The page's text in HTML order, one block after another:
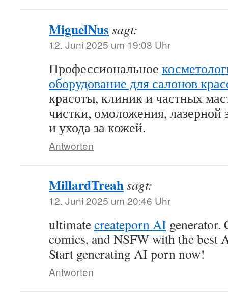
MiguelNussagt:
12. Juni 2025 um 19:08 Uhr
Профессиональное
оборудование для салонов
красоты, клиник и частных
чистки, омоложения, лазерной
и ухода за кожей.
Antworten
MillardTreahsagt:
12. Juni 2025 um 20:46 Uhr
ultimatecreateporn AI generator.
comics, and NSFW with the best
Start generating AI porn now!
Antworten